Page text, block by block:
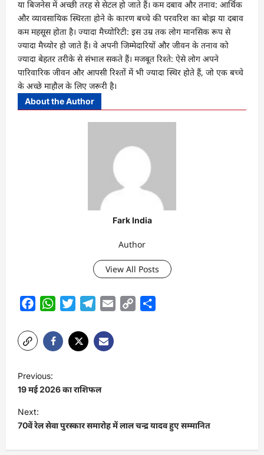
या बिजनेस में अच्छी तरह से सेटल हो जाते हैं। कम दबाव और तनाव: आर्थिक
और व्यावसायिक स्थिरता होने के कारण बच्चे की परवरिश का बोझ या दबाव
कम महसूस होता है। ज्यादा मैच्योरिटी: इस उम्र तक लोग मानसिक रूप से
ज्यादा मैच्योर हो जाते हैं। वे अपनी जिम्मेदारियों और जीवन के तनाव को
ज्यादा बेहतर तरीके से संभाल सकते हैं। मजबूत रिश्ते: ऐसे लोग अपने
पारिवारिक जीवन और आपसी रिश्तों में भी ज्यादा स्थिर होते हैं, जो एक बच्चे
के अच्छे माहौल के लिए जरूरी है।
About the Author
Fark India
Author
View All Posts
FacebookWhatsAppTwitterTelegram
Email
Copy
o
s
t
Previous:
19 मई 2026 का राशिफल
Next:
70वें रेल सेवा पुरस्कार समारोह में लाल चन्द्र यादव हुए सम्मानित